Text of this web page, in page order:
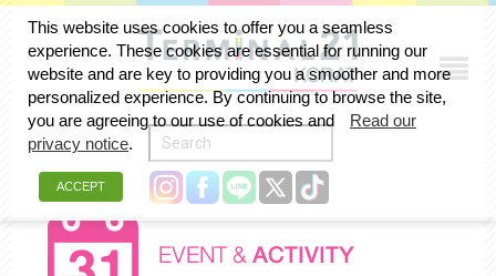
EVENT &ACTIVITY
This website uses cookies to offer you a seamless
experience. These cookies are essential for running our
website and are key to providing you a smoother and more
personalized experience. By continuing to browse the site,
you are agreeing to our use of cookies and
Read our
privacy notice.
ACCEPT